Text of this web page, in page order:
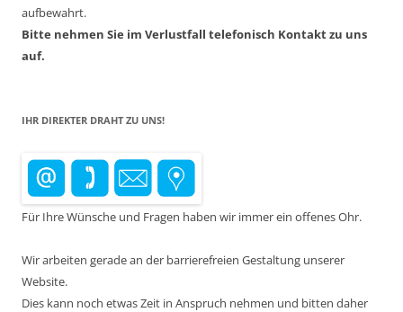
aufbewahrt.
Bitte nehmen Sie im Verlustfall telefonisch Kontakt zu uns
auf.
IHR DIREKTER DRAHT ZU UNS!
Für Ihre Wünsche und Fragen haben wir immer ein offenes Ohr.
Wir arbeiten gerade an der barrierefreien Gestaltung unserer
Website.
Dies kann noch etwas Zeit in Anspruch nehmen und bitten daher